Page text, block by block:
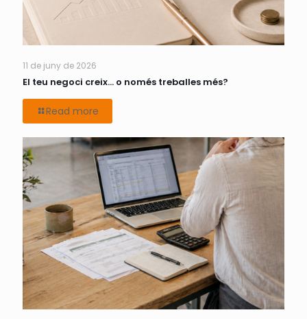
11 de juny de 2026
El teu negoci creix… o només treballes més?
Read more